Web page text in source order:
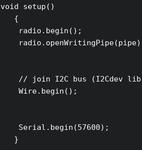
void setup()
   {
    radio.begin();
// join I2C bus (I2Cdev
    Wire.begin();
    Serial.begin(57600);
   }